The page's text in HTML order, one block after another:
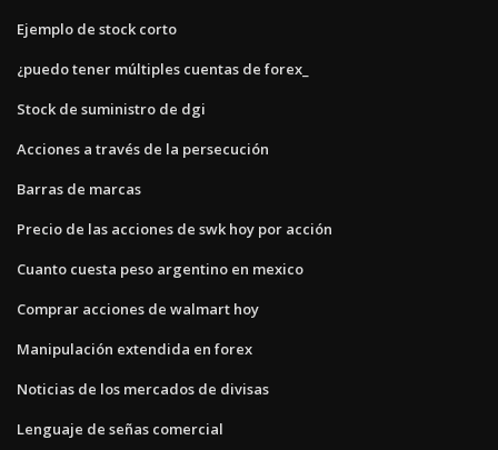
Ejemplo de stock corto
¿puedo tener múltiples cuentas de forex_
Stock de suministro de dgi
Acciones a través de la persecución
Barras de marcas
Precio de las acciones de swk hoy por acción
Cuanto cuesta peso argentino en mexico
Comprar acciones de walmart hoy
Manipulación extendida en forex
Noticias de los mercados de divisas
Lenguaje de señas comercial